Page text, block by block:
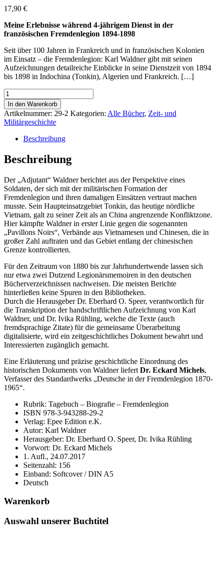
17,90 €
Meine Erlebnisse während 4-jährigem Dienst in der
französischen Fremdenlegion 1894-1898
Seit über 100 Jahren in Frankreich und in französischen Kolonien
im Einsatz – die Fremdenlegion: Karl Waldner gibt mit seinen
Aufzeichnungen detailreiche Einblicke in seine Dienstzeit von 1894
bis 1898 in Indochina (Tonkin), Algerien und Frankreich. […]
In
der
franz.
Fremdenlegion
Menge
In den Warenkorb
Artikelnummer: 29-2 Kategorien: Alle Bücher, Zeit- und
Militärgeschichte
Beschreibung
Beschreibung
Der „Adjutant“ Waldner berichtet aus der Perspektive eines
Soldaten, der sich mit der militärischen Formation der
Fremdenlegion und ihren damaligen Einsätzen vertraut machen
musste. Sein Haupteinsatzgebiet Tonkin, das heutige nördliche
Vietnam, galt zu seiner Zeit als an China angrenzende Konfliktzone.
Hier kämpfte Waldner in erster Linie gegen die sogenannten
„Pavillons Noirs“, Verbände aus Vietnamesen und Chinesen, die in
großer Zahl auftraten und das Gebiet entlang der chinesischen
Grenze kontrollierten.
Für den Zeitraum von 1880 bis zur Jahrhundertwende lassen sich
nur etwa zwei Dutzend Legionärsmemoiren in den deutschen
Bücherverzeichnissen nachweisen. Die meisten Berichte
hinterließen keine Spuren in den Bibliotheken.
Durch die Herausgeber Dr. Eberhard O. Speer, verantwortlich für
die Transkription der handschriftlichen Aufzeichnung von Karl
Waldner, und Dr. Ivika Rühling, welche die Texte (auch
fremdsprachige Zitate) für die gemeinsame Überarbeitung
digitalisierte, wird ein zeitgeschichtliches Dokument bewahrt und
Interessierten zugänglich gemacht.
Eine Erläuterung und präzise geschichtliche Einordnung des
historischen Dokuments von Waldner liefert Dr. Eckard Michels,
Verfasser des Standardwerks „Deutsche in der Fremdenlegion 1870-
1965“.
Rubrik: Tagebuch – Biografie – Fremdenlegion
ISBN 978-3-943288-29-2
Verlag: Epee Edition e.K.
Autor: Karl Waldner
Herausgeber: Dr. Eberhard O. Speer, Dr. Ivika Rühling
Vorwort: Dr. Eckard Michels
1. Aufl., 24.07.2017
Seitenzahl: 156
Einband: Softcover / DIN A5
Deutsch
Warenkorb
Auswahl unserer Buchtitel